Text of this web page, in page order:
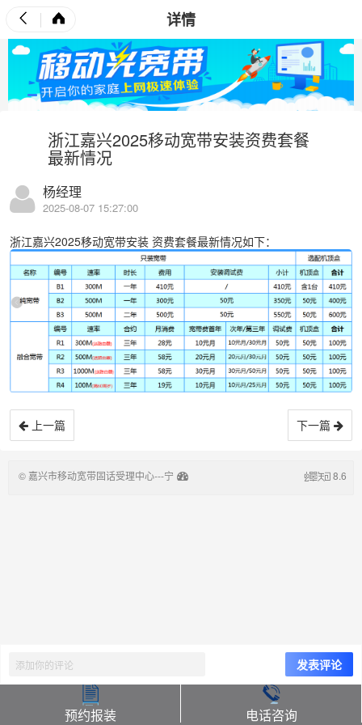
预约报装 电话咨询
详情
浙江嘉兴2025移动宽带安装资费套餐
最新情况
杨经理
2025-08-07 15:27:00
浙江嘉兴2025移动宽带安装 资费套餐最新情况如下：
上一篇 下一篇
© 嘉兴市移动宽带固话受理中心---宁
8.6